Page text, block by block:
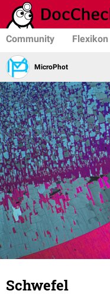
Community Flexikon
MicroPhot
Schwefel